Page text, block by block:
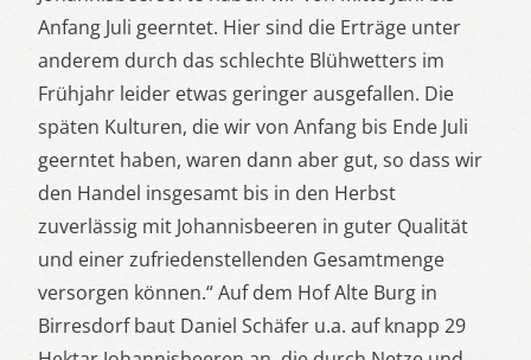
Anfang Juli geerntet. Hier sind die Erträge unter
anderem durch das schlechte Blühwetters im
Frühjahr leider etwas geringer ausgefallen. Die
späten Kulturen, die wir von Anfang bis Ende Juli
geerntet haben, waren dann aber gut, so dass wir
den Handel insgesamt bis in den Herbst
zuverlässig mit Johannisbeeren in guter Qualität
und einer zufriedenstellenden Gesamtmenge
versorgen können.“ Auf dem Hof Alte Burg in
Birresdorf baut Daniel Schäfer u.a. auf knapp 29